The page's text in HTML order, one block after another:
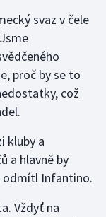
svaz v čele
proč by se to
což
kluby a
a hlavně by
odmítl Infantino.
Vždyť na